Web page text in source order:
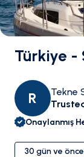
Türkiye -
R
Tekne
Onaylanmış
30 gün ve